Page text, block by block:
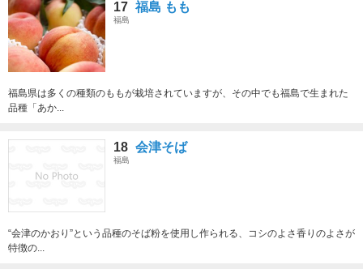
17 福島 もも
福島
福島県は多くの種類のももが栽培されていますが、その中でも福島で生まれた
品種「あか...
18 会津そば
福島
“会津のかおり”という品種のそば粉を使用し作られる、コシのよさ香りのよさが
特徴の...